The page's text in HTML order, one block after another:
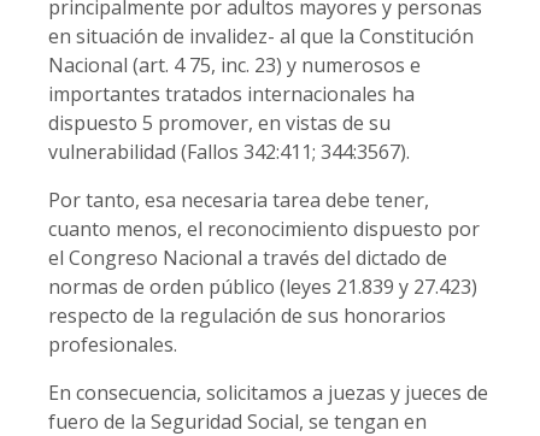
principalmente por adultos mayores y personas
en situación de invalidez- al que la Constitución
Nacional (art. 4 75, inc. 23) y numerosos e
importantes tratados internacionales ha
dispuesto 5 promover, en vistas de su
vulnerabilidad (Fallos 342:411; 344:3567).
Por tanto, esa necesaria tarea debe tener,
cuanto menos, el reconocimiento dispuesto por
el Congreso Nacional a través del dictado de
normas de orden público (leyes 21.839 y 27.423)
respecto de la regulación de sus honorarios
profesionales.
En consecuencia, solicitamos a juezas y jueces de
fuero de la Seguridad Social, se tengan en